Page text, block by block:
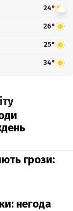
24°
26°
25°
34°
грози:
негода